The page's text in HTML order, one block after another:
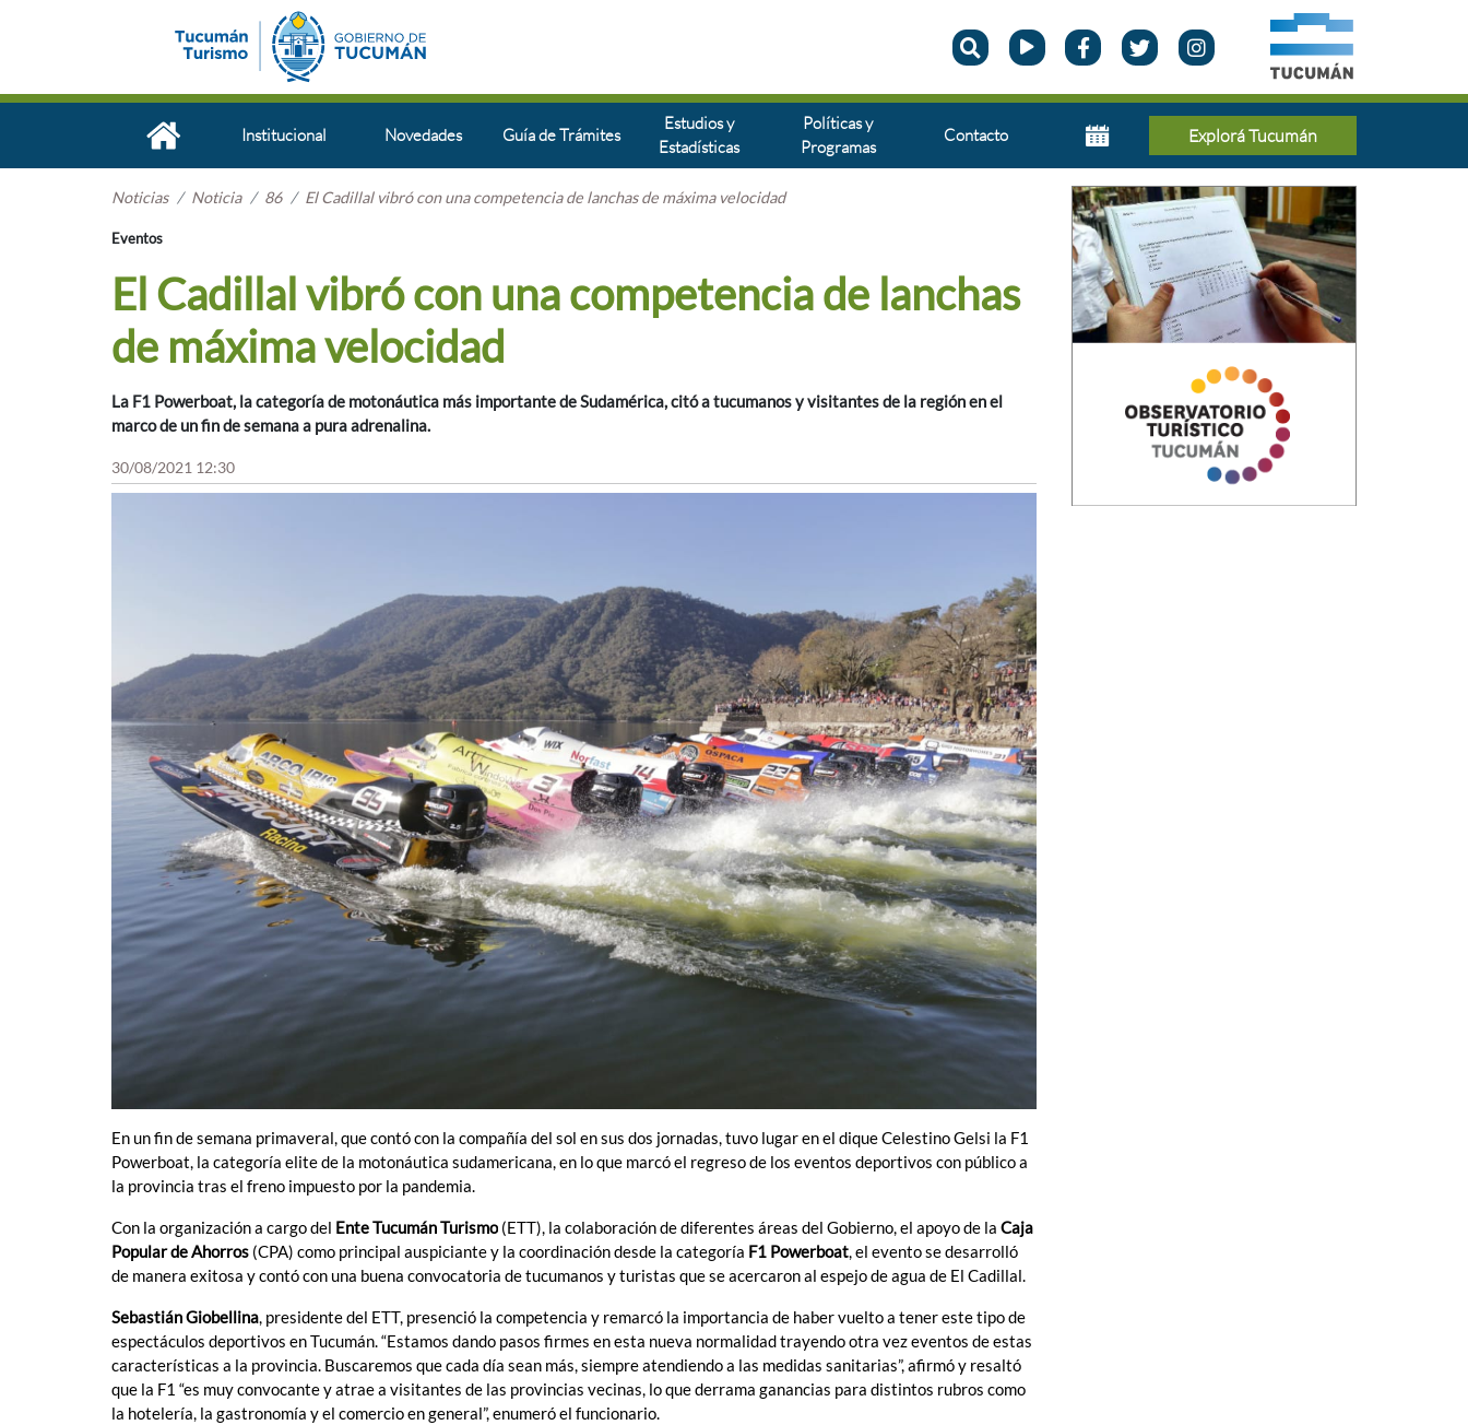
Institucional Novedades Guía de Trámites
Estudios y
Estadísticas
Políticas y
Programas
Contacto Explorá Tucumán
Noticias Noticia 86 El Cadillal vibró con una competencia de lanchas de máxima velocidad
Eventos
El Cadillal vibró con una competencia de lanchas
de máxima velocidad
La F1 Powerboat, la categoría de motonáutica más importante de Sudamérica, citó a tucumanos y visitantes de la región en el
marco de un fin de semana a pura adrenalina.
30/08/2021 12:30
En un fin de semana primaveral, que contó con la compañía del sol en sus dos jornadas, tuvo lugar en el dique Celestino Gelsi la F1
Powerboat, la categoría elite de la motonáutica sudamericana, en lo que marcó el regreso de los eventos deportivos con público a
la provincia tras el freno impuesto por la pandemia.
Con la organización a cargo del Ente Tucumán Turismo (ETT), la colaboración de diferentes áreas del Gobierno, el apoyo de la Caja
Popular de Ahorros (CPA) como principal auspiciante y la coordinación desde la categoría F1 Powerboat, el evento se desarrolló
de manera exitosa y contó con una buena convocatoria de tucumanos y turistas que se acercaron al espejo de agua de El Cadillal.
Sebastián Giobellina, presidente del ETT, presenció la competencia y remarcó la importancia de haber vuelto a tener este tipo de
espectáculos deportivos en Tucumán. “Estamos dando pasos firmes en esta nueva normalidad trayendo otra vez eventos de estas
características a la provincia. Buscaremos que cada día sean más, siempre atendiendo a las medidas sanitarias”, afirmó y resaltó
que la F1 “es muy convocante y atrae a visitantes de las provincias vecinas, lo que derrama ganancias para distintos rubros como
la hotelería, la gastronomía y el comercio en general”, enumeró el funcionario.